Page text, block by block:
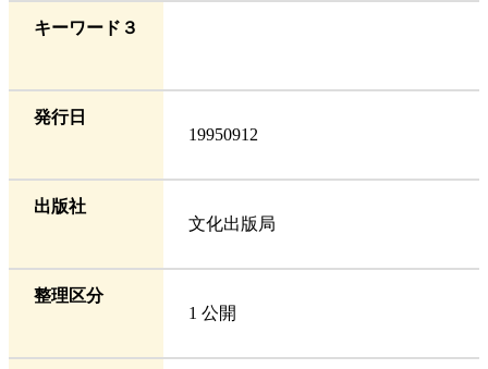
キーワード３
発行日
19950912
出版社
文化出版局
整理区分
1 公開